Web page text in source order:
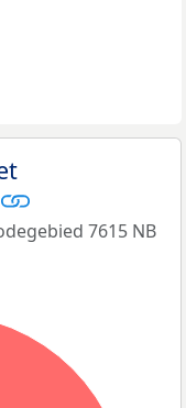
7615 NB